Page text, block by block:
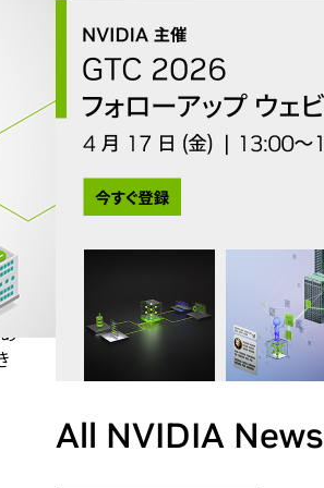
All NVIDIA News